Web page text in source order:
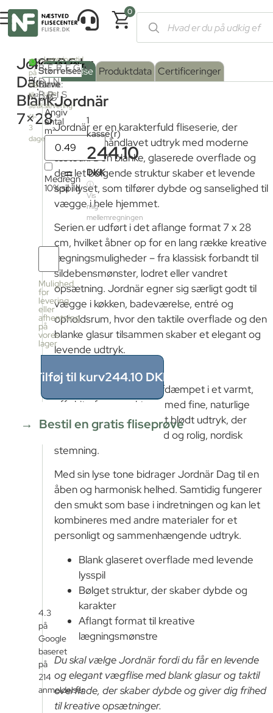
0
Forside/Shop/Fliser og klinker
Jordnär
Dag
Blank
7×28
497,96kr.
pr.
M²
10.29m2
på
lager
til
strakslevering
(1-
3
dage)
Leveringstid
fra
fjernlager:
3
uger
Serie
farve:
DAG
Overflade:
Blank
Blank
Størrelse
BEREGN
DIN
PRIS
Angiv
antal
m²
Medregn
10% spild
=
1
kasse(r)
244.10
DKK
ⓘ
Vis
mig
mellemregningen
Antal
fliser
pr.
kasse
25
stk
≈
0.49m²
Pris
kasse
244.1
DKK
÷
0.49m²
244.1
244.10
DKK
Mulighed
for
levering
eller
afhentning
på
vores
lager
Tilføj til kurv244.10 DKK
Bestil en gratis fliseprøve
4.3
på
Google
baseret
på
214
anmeldelser
Beskrivelse Produktdata Certificeringer
Jordnär
Jordnär er en karakterfuld fliseserie, der
forener et håndlavet udtryk med moderne
æstetik. Den blanke, glaserede overflade og
den let bølgende struktur skaber et levende
spil i lyset, som tilfører dybde og sanselighed til
vægge i hele hjemmet.
Serien er udført i det aflange format 7 x 28
cm, hvilket åbner op for en lang række kreative
lægningsmuligheder – fra klassisk forbandt til
sildebensmønster, lodret eller vandret
opsætning. Jordnär egner sig særligt godt til
vægge i køkken, badeværelse, entré og
opholdsrum, hvor den taktile overflade og den
blanke glasur tilsammen skaber et elegant og
levende udtryk.
Jordnär Dag
Jordnär Dag er lys og afdæmpet i et varmt,
offwhite farvespektrum med fine, naturlige
variationer. Farven har et blødt udtryk, der
tilfører rummet en lethed og rolig, nordisk
stemning.
Med sin lyse tone bidrager Jordnär Dag til en
åben og harmonisk helhed. Samtidig fungerer
den smukt som base i indretningen og kan let
kombineres med andre materialer for et
personligt og sammenhængende udtryk.
Blank glaseret overflade med levende
lysspil
Bølget struktur, der skaber dybde og
karakter
Aflangt format til kreative
lægningsmønstre
Du skal vælge Jordnär fordi du får en levende
og elegant vægflise med blank glasur og taktil
overflade, der skaber dybde og giver dig frihed
til kreative opsætninger.